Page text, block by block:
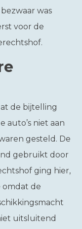
was
voor de
de bijtelling
auto’s niet aan
gesteld. De
gebruikt door
ging hier,
omdat de
uitsluitend